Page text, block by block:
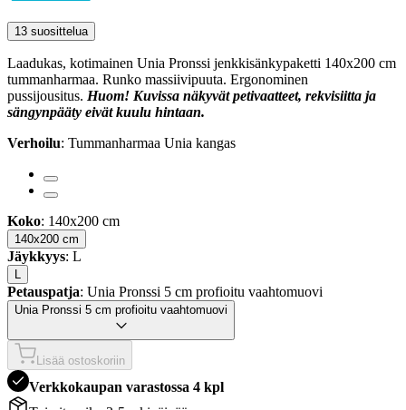
13 suosittelua
Laadukas, kotimainen Unia Pronssi jenkkisänkypaketti 140x200 cm
tummanharmaa. Runko massiivipuuta. Ergonominen
pussijousitus. Huom! Kuvissa näkyvät petivaatteet, rekvisiitta ja
sängynpääty eivät kuulu hintaan.
Verhoilu: Tummanharmaa Unia kangas
Koko: 140x200 cm
140x200 cm
Jäykkyys: L
L
Petauspatja: Unia Pronssi 5 cm profioitu vaahtomuovi
Unia Pronssi 5 cm profioitu vaahtomuovi
Lisää ostoskoriin
Verkkokaupan varastossa 4 kpl